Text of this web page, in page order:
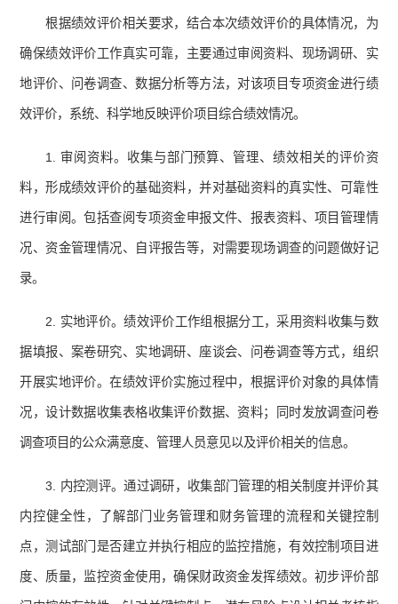
根据绩效评价相关要求，结合本次绩效评价的具体情况，为
确保绩效评价工作真实可靠，主要通过审阅资料、现场调研、实
地评价、问卷调查、数据分析等方法，对该项目专项资金进行绩
效评价，系统、科学地反映评价项目综合绩效情况。
1. 审阅资料。收集与部门预算、管理、绩效相关的评价资
料，形成绩效评价的基础资料，并对基础资料的真实性、可靠性
进行审阅。包括查阅专项资金申报文件、报表资料、项目管理情
况、资金管理情况、自评报告等，对需要现场调查的问题做好记
录。
2. 实地评价。绩效评价工作组根据分工，采用资料收集与数
据填报、案卷研究、实地调研、座谈会、问卷调查等方式，组织
开展实地评价。在绩效评价实施过程中，根据评价对象的具体情
况，设计数据收集表格收集评价数据、资料；同时发放调查问卷
调查项目的公众满意度、管理人员意见以及评价相关的信息。
3. 内控测评。通过调研，收集部门管理的相关制度并评价其
内控健全性，了解部门业务管理和财务管理的流程和关键控制
点，测试部门是否建立并执行相应的监控措施，有效控制项目进
度、质量，监控资金使用，确保财政资金发挥绩效。初步评价部